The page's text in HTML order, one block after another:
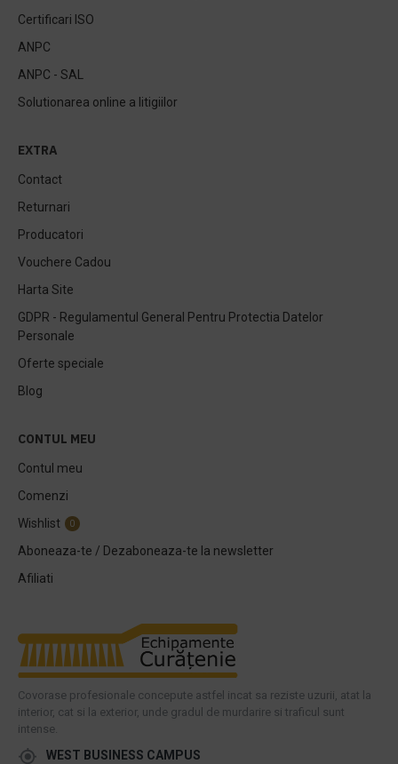
Certificari ISO
ANPC
ANPC - SAL
Solutionarea online a litigiilor
EXTRA
Contact
Returnari
Producatori
Vouchere Cadou
Harta Site
GDPR - Regulamentul General Pentru Protectia Datelor
Personale
Oferte speciale
Blog
CONTUL MEU
Contul meu
Comenzi
Wishlist
0
Aboneaza-te / Dezaboneaza-te la newsletter
Afiliati
Covorase profesionale concepute astfel incat sa reziste uzurii, atat la
interior, cat si la exterior, unde gradul de murdarire si traficul sunt
intense.
WEST BUSINESS CAMPUS